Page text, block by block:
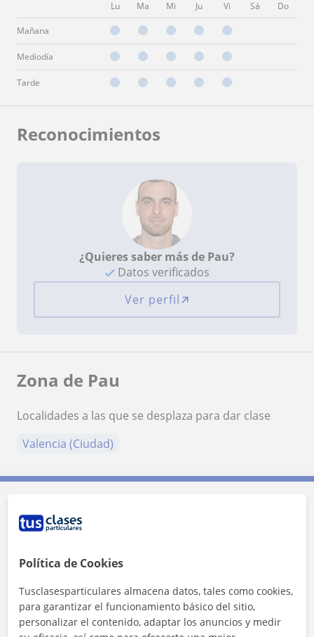
Lu Ma Mi Ju Vi Sá Do
Mañana
Mediodía
Tarde
Reconocimientos
¿Quieres saber más de Pau?
Datos verificados
Ver perfil
Zona de Pau
Localidades a las que se desplaza para dar clase
Valencia (Ciudad)
Contacta con Pau
Tarifa
1ª clase gratis
Política de Cookies
Tusclasesparticulares almacena datos, tales como cookies,
para garantizar el funcionamiento básico del sitio,
personalizar el contenido, adaptar los anuncios y medir